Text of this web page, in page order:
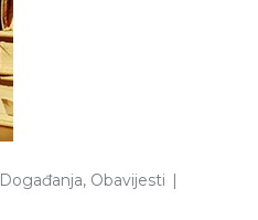
Događanja, Obavijesti